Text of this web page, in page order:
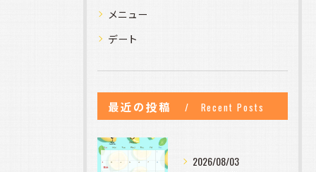
メニュー
デート
最近の投稿 Recent Posts
2026/08/03